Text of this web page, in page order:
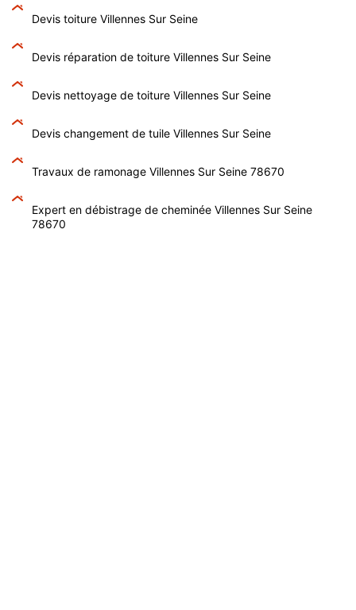
Devis toiture Villennes Sur Seine
Devis réparation de toiture Villennes Sur Seine
Devis nettoyage de toiture Villennes Sur Seine
Devis changement de tuile Villennes Sur Seine
Travaux de ramonage Villennes Sur Seine 78670
Expert en débistrage de cheminée Villennes Sur Seine
78670